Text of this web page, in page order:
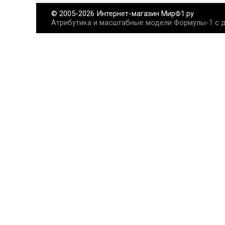
© 2005-2026 Интернет-магазин МирФ1.ру
Атрибутика и масштабные модели Формулы-1 с